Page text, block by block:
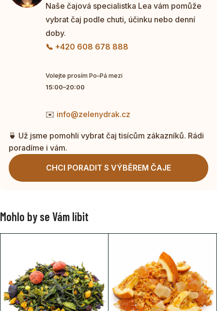
Naše čajová specialistka Lea vám pomůže
vybrat čaj podle chuti, účinku nebo denní
doby.
📞 +420 608 678 888
Volejte prosím Po–Pá mezi
15:00–20:00
✉️ info@zelenydrak.cz
🍵 Už jsme pomohli vybrat čaj tisícům zákazníků. Rádi
poradíme i vám.
CHCI PORADIT S VÝBĚREM ČAJE
Mohlo by se Vám líbit